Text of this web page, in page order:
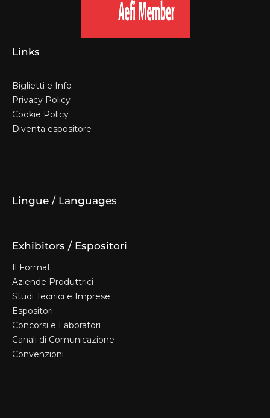
Links
Biglietti e Info
Privacy Policy
Cookie Policy
Diventa espositore
Lingue / Languages
Exhibitors / Espositori
Il Format
Aziende Produttrici
Studi Tecnici e Imprese
Espositori
Concorsi e Laboratori
Canali di Comunicazione
Convenzioni